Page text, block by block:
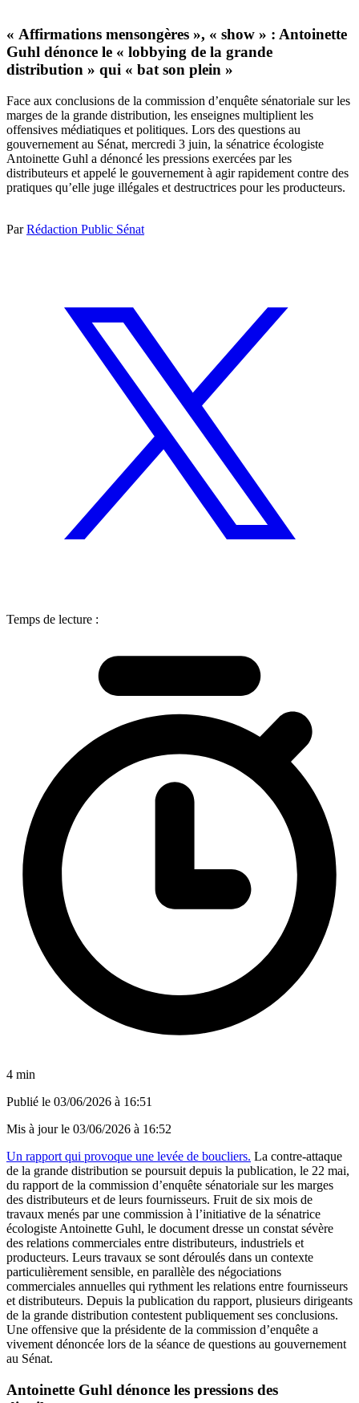
« Affirmations mensongères », « show » : Antoinette
Guhl dénonce le « lobbying de la grande
distribution » qui « bat son plein »
Face aux conclusions de la commission d’enquête sénatoriale sur les
marges de la grande distribution, les enseignes multiplient les
offensives médiatiques et politiques. Lors des questions au
gouvernement au Sénat, mercredi 3 juin, la sénatrice écologiste
Antoinette Guhl a dénoncé les pressions exercées par les
distributeurs et appelé le gouvernement à agir rapidement contre des
pratiques qu’elle juge illégales et destructrices pour les producteurs.
ParRédaction Public Sénat
Temps de lecture :
4 min
Publié le 03/06/2026 à 16:51
Mis à jour le 03/06/2026 à 16:52
Un rapport qui provoque une levée de boucliers. La contre-attaque
de la grande distribution se poursuit depuis la publication, le 22 mai,
du rapport de la commission d’enquête sénatoriale sur les marges
des distributeurs et de leurs fournisseurs. Fruit de six mois de
travaux menés par une commission à l’initiative de la sénatrice
écologiste Antoinette Guhl, le document dresse un constat sévère
des relations commerciales entre distributeurs, industriels et
producteurs. Leurs travaux se sont déroulés dans un contexte
particulièrement sensible, en parallèle des négociations
commerciales annuelles qui rythment les relations entre fournisseurs
et distributeurs. Depuis la publication du rapport, plusieurs dirigeants
de la grande distribution contestent publiquement ses conclusions.
Une offensive que la présidente de la commission d’enquête a
vivement dénoncée lors de la séance de questions au gouvernement
au Sénat.
Antoinette Guhl dénonce les pressions des